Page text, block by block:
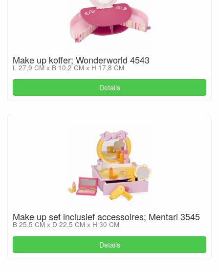
Make up koffer; Wonderworld 4543
L 27,9 CM x B 10,2 CM x H 17,8 CM
Details
Make up set inclusief accessoires; Mentari 3545
B 25,5 CM x D 22,5 CM x H 30 CM
Details